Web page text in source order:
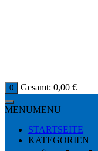
0 Gesamt: 0,00 €
MENUMENU
STARTSEITE
KATEGORIEN